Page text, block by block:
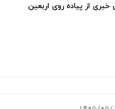
خبری از پیاده روی اربعین